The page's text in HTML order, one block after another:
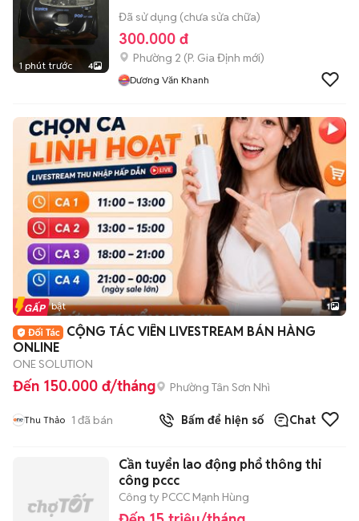
1 phút trước 4
Đã sử dụng (chưa sửa chữa)
300.000 đ
Phường 2 (P. Gia Định mới)
Dương Văn Khanh
Tin nổi bật 1
CỘNG TÁC VIÊN LIVESTREAM BÁN HÀNG
ONLINE
ONE SOLUTION
Đến 150.000 đ/tháng Phường Tân Sơn Nhì
Thu Thảo 1 đã bán Bấm để hiện số Chat
Cần tuyển lao động phổ thông thi
công pccc
Công ty PCCC Mạnh Hùng